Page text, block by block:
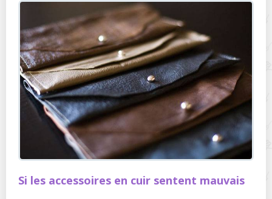
Si les accessoires en cuir sentent mauvais